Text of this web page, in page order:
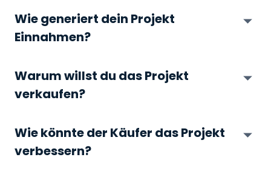
Wie generiert dein Projekt
Einnahmen?
Warum willst du das Projekt
verkaufen?
Wie könnte der Käufer das Projekt
verbessern?